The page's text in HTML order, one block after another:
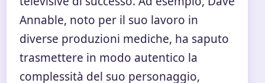
Annable, noto per il suo lavoro in
diverse produzioni mediche, ha saputo
trasmettere in modo autentico la
complessità del suo personaggio,